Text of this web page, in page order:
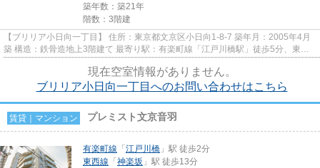
築年数：築21年
階数：3階建
【ブリリア小日向一丁目】 住所：東京都文京区小日向1-8-7 築年月：2005年4月
築 構造：鉄骨造地上3階建て 最寄り駅：有楽町線「江戸川橋駅」徒歩5分、東西
現在空室情報がありません。
ブリリア小日向一丁目へのお問い合わせはこちら
賃貸｜マンション プレミスト文京音羽
有楽町線 「 江戸川橋 」駅 徒歩2分
東西線 「 神楽坂 」駅 徒歩13分